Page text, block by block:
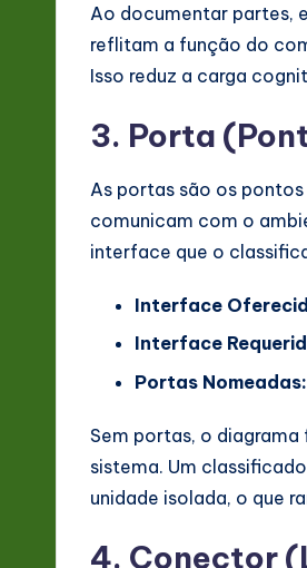
Ao documentar partes,
reflitam a função do
Isso reduz a carga
3. Porta
As portas são os
comunicam com o
interface que o
Interface
Interface
Portas Nomeadas:
Sem portas, o
sistema. Um
unidade isolada, o que
4. Conector